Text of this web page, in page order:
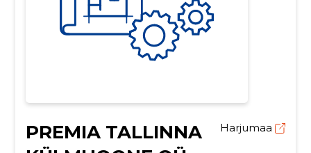
PREMIA TALLINNA
Harjumaa